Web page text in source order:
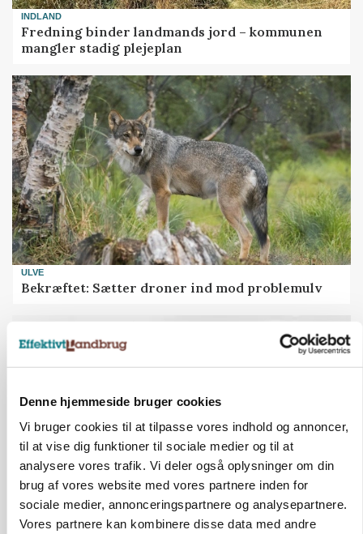
Denne hjemmeside bruger cookies
Vi bruger cookies til at tilpasse vores indhold og annoncer,
til at vise dig funktioner til sociale medier og til at
analysere vores trafik. Vi deler også oplysninger om din
brug af vores website med vores partnere inden for
sociale medier, annonceringspartnere og analysepartnere.
Vores partnere kan kombinere disse data med andre
INDLAND
Fredning binder landmands jord – kommunen
mangler stadig plejeplan
ULVE
Bekræftet: Sætter droner ind mod problemulv
Det er en uskik at udlægge et røgslør om